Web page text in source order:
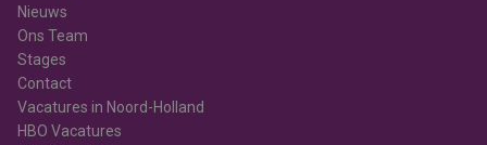
Nieuws
Ons Team
Stages
Contact
Vacatures in Noord-Holland
HBO Vacatures